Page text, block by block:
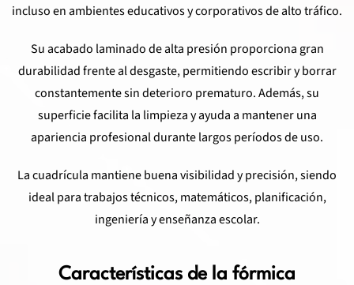
incluso en ambientes educativos y corporativos de alto tráfico.
Su acabado laminado de alta presión proporciona gran
durabilidad frente al desgaste, permitiendo escribir y borrar
constantemente sin deterioro prematuro. Además, su
superficie facilita la limpieza y ayuda a mantener una
apariencia profesional durante largos períodos de uso.
La cuadrícula mantiene buena visibilidad y precisión, siendo
ideal para trabajos técnicos, matemáticos, planificación,
ingeniería y enseñanza escolar.
Características de la fórmica